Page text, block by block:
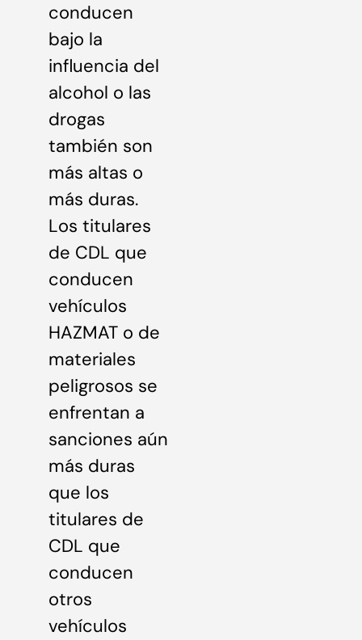
conducen
bajo la
influencia del
alcohol o las
drogas
también son
más altas o
más duras.
Los titulares
de CDL que
conducen
vehículos
HAZMAT o de
materiales
peligrosos se
enfrentan a
sanciones aún
más duras
que los
titulares de
CDL que
conducen
otros
vehículos